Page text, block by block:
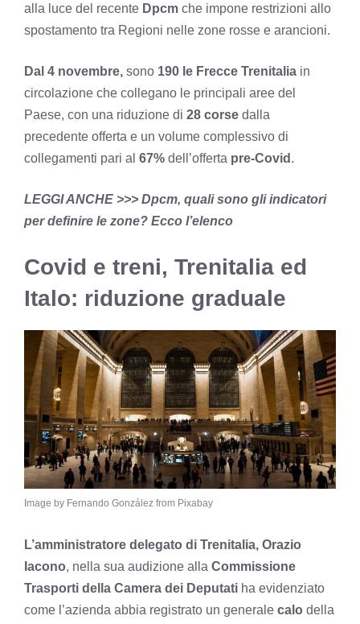
alla luce del recente Dpcm che impone restrizioni allo
spostamento tra Regioni nelle zone rosse e arancioni.
Dal 4 novembre, sono 190 le Frecce Trenitalia in
circolazione che collegano le principali aree del
Paese, con una riduzione di 28 corse dalla
precedente offerta e un volume complessivo di
collegamenti pari al 67% dell’offerta pre-Covid .
LEGGI ANCHE >>> Dpcm, quali sono gli indicatori
per definire le zone? Ecco l’elenco
Covid e treni, Trenitalia ed
Italo: riduzione graduale
Image by Fernando González from Pixabay
L’amministratore delegato di Trenitalia, Orazio
Iacono, nella sua audizione alla Commissione
Trasporti della Camera dei Deputati ha evidenziato
come l’azienda abbia registrato un generale calo della